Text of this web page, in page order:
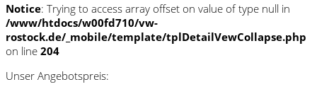
Notice: Trying to access array offset on value of type null in
/www/htdocs/w00fd710/vw-
rostock.de/_mobile/template/tplDetailVewCollapse.php
on line 204
Unser Angebotspreis: